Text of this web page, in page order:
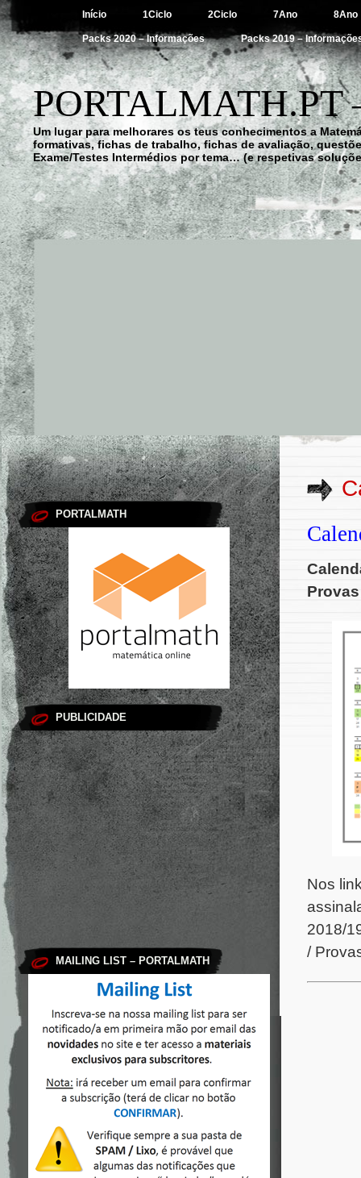
Início 1Ciclo 2Ciclo 7Ano 8Ano
Packs 2020 – Informações Packs 2019 –
Um lugar para melhorares os teus conhecimentos a
formativas, fichas de trabalho, fichas de avaliação,
Exame/Testes Intermédios por tema… (e respetivas
PORTALMATH
PUBLICIDADE
MAILING LIST – PORTALMATH
Nos
2018/
/